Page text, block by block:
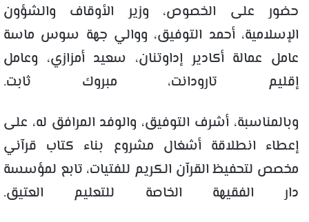
حضور على الخصوص، وزير الأوقاف والشؤون
الإسلامية، أحمد التوفيق، ووالي جهة سوس ماسة
عامل عمالة أكادير إداوتنان، سعيد أمزازي، وعامل
إقليم تارودانت، مبروك ثابت.
وبالمناسبة، أشرف التوفيق، والوفد المرافق له، على
إعطاء انطلاقة أشغال مشروع بناء كتاب قرآني
مخصص لتحفيظ القرآن الكريم للفتيات، تابع لمؤسسة
دار الفقيهة الخاصة للتعليم العتيق.